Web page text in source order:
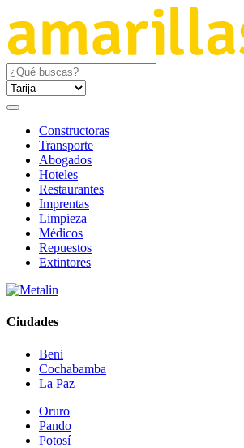
Constructoras
Transporte
Abogados
Hoteles
Restaurantes
Imprentas
Limpieza
Médicos
Repuestos
Extintores
Ciudades
Beni
Cochabamba
La Paz
Oruro
Pando
Potosí